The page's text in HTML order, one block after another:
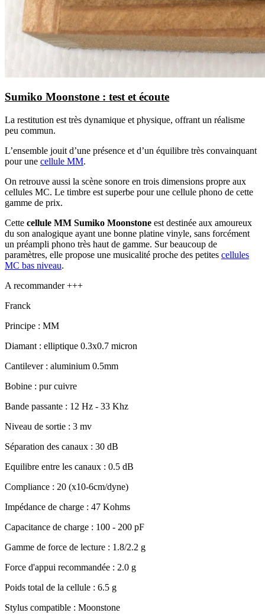
Sumiko Moonstone : test et écoute
La restitution est très dynamique et physique, offrant un réalisme
peu commun.
L’ensemble jouit d’une présence et d’un équilibre très convainquant
pour une cellule MM.
On retrouve aussi la scène sonore en trois dimensions propre aux
cellules MC. Le timbre est superbe pour une cellule phono de cette
gamme de prix.
Cette cellule MM Sumiko Moonstone est destinée aux amoureux
du son analogique ayant une bonne platine vinyle, sans forcément
un préampli phono très haut de gamme. Sur beaucoup de
paramètres, elle propose une musicalité proche des petites cellules
MC bas niveau.
A recommander +++
Franck
Principe : MM
Diamant : elliptique 0.3x0.7 micron
Cantilever : aluminium 0.5mm
Bobine : pur cuivre
Bande passante : 12 Hz - 33 Khz
Niveau de sortie : 3 mv
Séparation des canaux : 30 dB
Equilibre entre les canaux : 0.5 dB
Compliance : 20 (x10-6cm/dyne)
Impédance de charge : 47 Kohms
Capacitance de charge : 100 - 200 pF
Gamme de force de lecture : 1.8/2.2 g
Force d'appui recommandée : 2.0 g
Poids total de la cellule : 6.5 g
Stylus compatible : Moonstone